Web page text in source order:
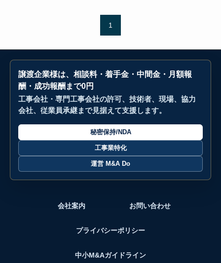
1
譲渡企業様は、相談料・着手金・中間金・月額報
酬・成功報酬まで0円
工事会社・専門工事会社の許可、技術者、現場、協力
会社、従業員承継まで見据えて支援します。
秘密保持/NDA
工事業特化
運営 M&A Do
会社案内 お問い合わせ
プライバシーポリシー
中小M&Aガイドライン